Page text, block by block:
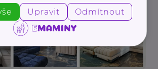
Upravit Odmítnout